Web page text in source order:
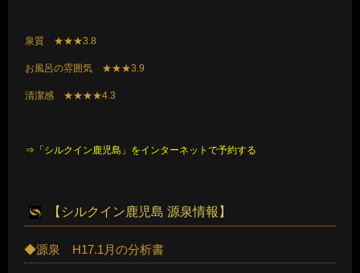
泉質 ★★★3.8
お風呂の雰囲気 ★★★3.9
清潔感 ★★★★4.3
⇒「シルクイン鹿児島」をインターネットで予約する
【シルクイン鹿児島 源泉情報】
◆源泉 H17.1月の分析書